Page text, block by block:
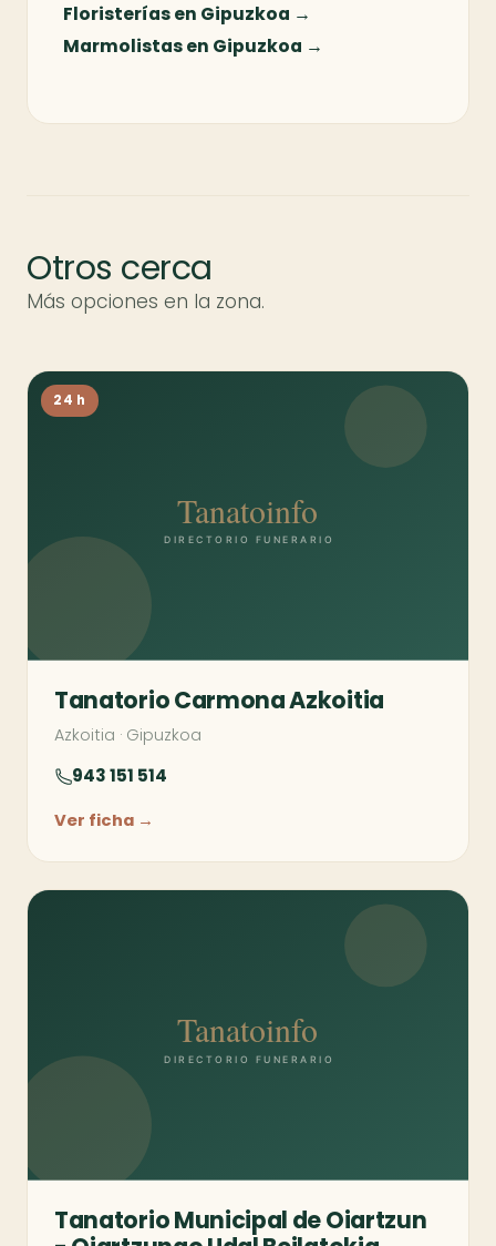
Floristerías en Gipuzkoa →
Marmolistas en Gipuzkoa →
Otros cerca
Más opciones en la zona.
24 h
Tanatorio Carmona Azkoitia
Azkoitia · Gipuzkoa
943 151 514
Ver ficha →
Tanatorio Municipal de Oiartzun